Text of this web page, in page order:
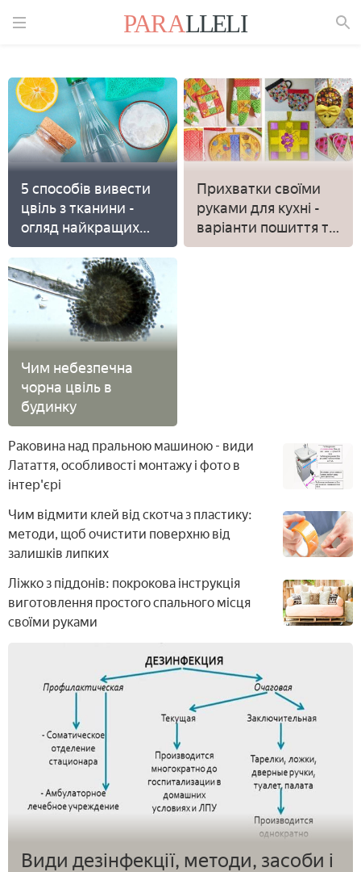
5 способів вивести
цвіль з тканини -
огляд найкращих
засобів і методів з
фото
Прихватки своїми
руками для кухні -
варіанти пошиття та
декору
Чим небезпечна
чорна цвіль в
будинку
Раковина над пральною машиною - види
Латаття, особливості монтажу і фото в
інтер'єрі
Чим відмити клей від скотча з пластику:
методи, щоб очистити поверхню від
залишків липких
Ліжко з піддонів: покрокова інструкція
виготовлення простого спального місця
своїми руками
Види дезінфекції, методи, засоби і